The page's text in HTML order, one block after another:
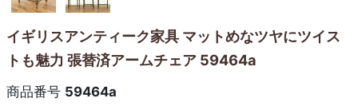
イギリスアンティーク家具 マットめなツヤにツイス
トも魅力 張替済アームチェア 59464a
商品番号 59464a